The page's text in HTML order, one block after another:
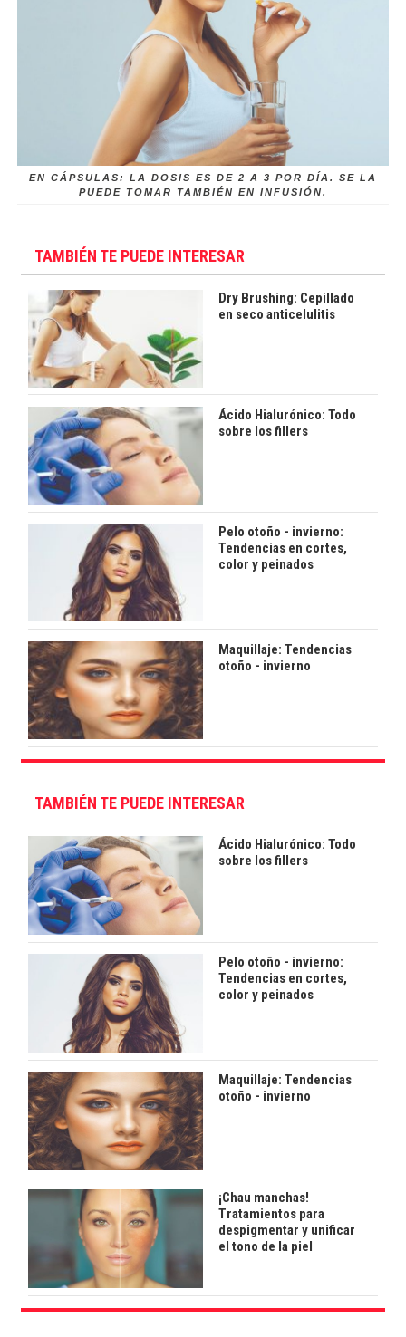
EN CÁPSULAS: LA DOSIS ES DE 2 A 3 POR DÍA. SE LA
PUEDE TOMAR TAMBIÉN EN INFUSIÓN.
TAMBIÉN TE PUEDE INTERESAR
Dry Brushing: Cepillado
en seco anticelulitis
Ácido Hialurónico: Todo
sobre los fillers
Pelo otoño - invierno:
Tendencias en cortes,
color y peinados
Maquillaje: Tendencias
otoño - invierno
TAMBIÉN TE PUEDE INTERESAR
Ácido Hialurónico: Todo
sobre los fillers
Pelo otoño - invierno:
Tendencias en cortes,
color y peinados
Maquillaje: Tendencias
otoño - invierno
¡Chau manchas!
Tratamientos para
despigmentar y unificar
el tono de la piel